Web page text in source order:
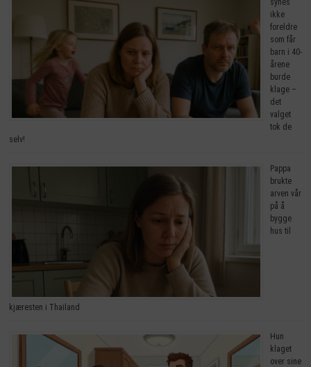
synes
ikke
foreldre
som får
barn i 40-
årene
burde
klage –
det
valget
tok de
selv!
Pappa
brukte
arven vår
på å
bygge
hus til
kjæresten i Thailand
Hun
klaget
over sine